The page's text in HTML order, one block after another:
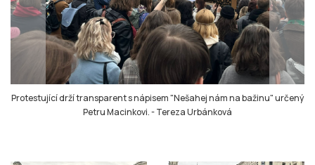
Protestující drží transparent s nápisem "Nešahej nám na bažinu" určený
Petru Macinkovi.-Tereza Urbánková